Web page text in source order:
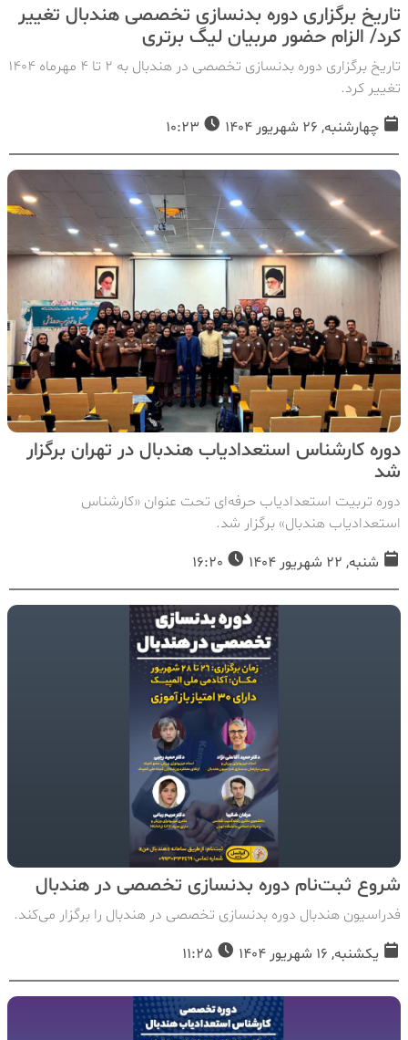
تاریخ برگزاری دوره بدنسازی تخصصی هندبال تغییر
کرد/ الزام حضور مربیان لیگ برتری
تاریخ برگزاری دوره بدنسازی تخصصی در هندبال به 2 تا 4 مهرماه 1404
تغییر کرد.
چهارشنبه, 26 شهریور 1404
دوره کارشناس استعدادیاب هندبال در تهران برگزار
شد
دوره تربیت استعدادیاب حرفه‌ای تحت عنوان «کارشناس
استعدادیاب هندبال» برگزار شد.
شنبه, 22 شهریور 1404
شروع ثبت‌نام دوره بدنسازی تخصصی در هندبال
فدراسیون هندبال دوره بدنسازی تخصصی در هندبال را برگزار می‌کند.
یکشنبه, 16 شهریور 1404